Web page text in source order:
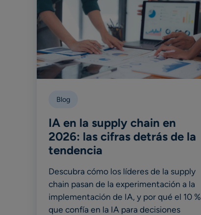
Blog
IA en la supply chain en
2026: las cifras detrás de la
tendencia
Descubra cómo los líderes de la supply
chain pasan de la experimentación a la
implementación de IA, y por qué el 10 %
que confía en la IA para decisiones